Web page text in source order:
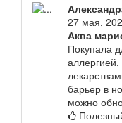
27 мая,
Аква
Покупала
барьер в
можно